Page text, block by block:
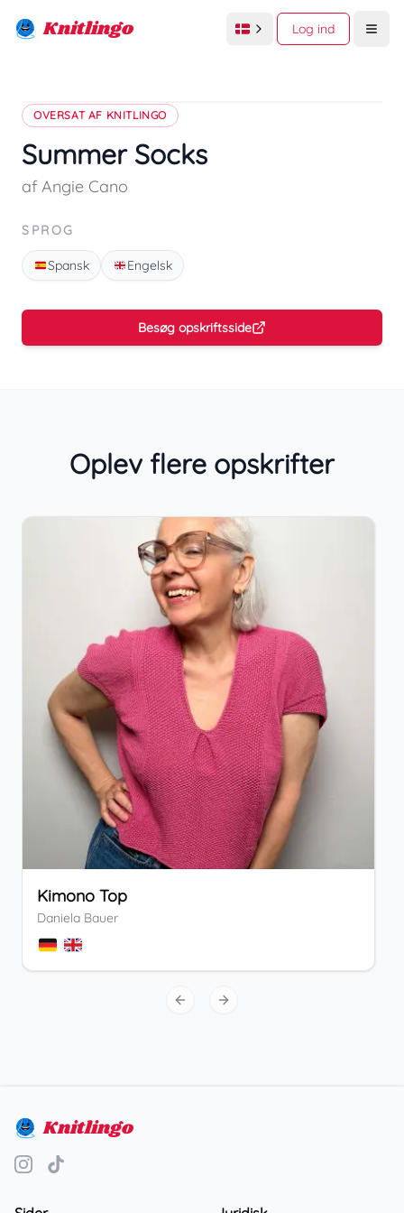
Knitlingo Log ind
OVERSAT AF KNITLINGO
Summer Socks
af Angie Cano
SPROG
Spansk Engelsk
Besøg opskriftsside
Oplev flere opskrifter
Kimono Top
Daniela Bauer
Previous slide
Next slide
Knitlingo